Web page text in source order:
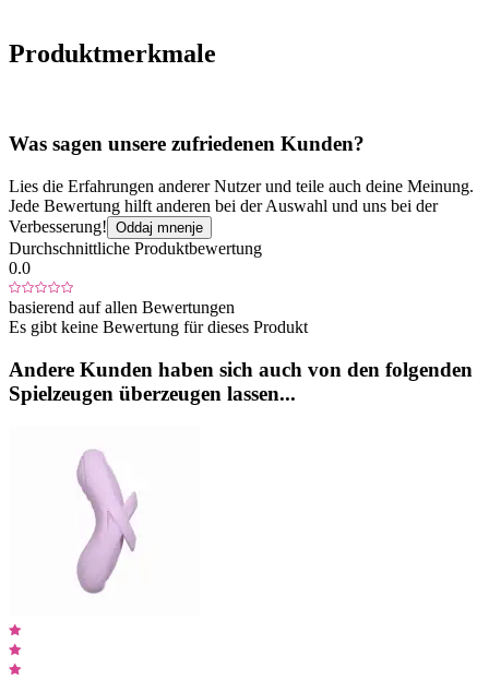
Produktmerkmale
Was sagen unsere zufriedenen Kunden?
Lies die Erfahrungen anderer Nutzer und teile auch deine Meinung.
Jede Bewertung hilft anderen bei der Auswahl und uns bei der
Verbesserung! Oddaj mnenje
Durchschnittliche Produktbewertung
0.0
basierend auf allen Bewertungen
Es gibt keine Bewertung für dieses Produkt
Andere Kunden haben sich auch von den folgenden
Spielzeugen überzeugen lassen...